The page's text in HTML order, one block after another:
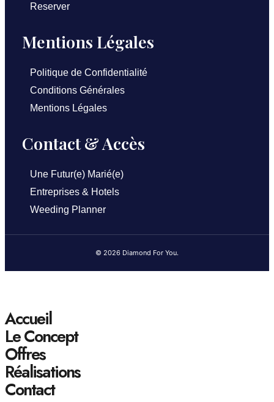
Reserver
Mentions Légales
Politique de Confidentialité
Conditions Générales
Mentions Légales
Contact & Accès
Une Futur(e) Marié(e)
Entreprises & Hotels
Weeding Planner
© 2026 Diamond For You.
Accueil
Le Concept
Offres
Réalisations
Contact